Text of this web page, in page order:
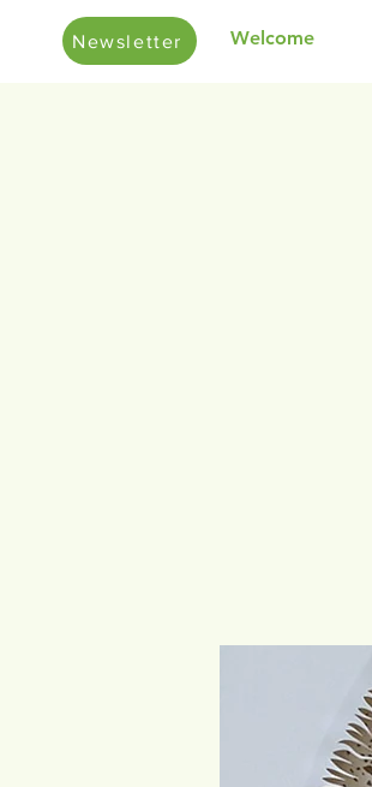
Newsletter Welcome